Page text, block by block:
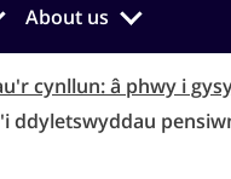
About us
cynllun: â phwy i
ddyletswyddau